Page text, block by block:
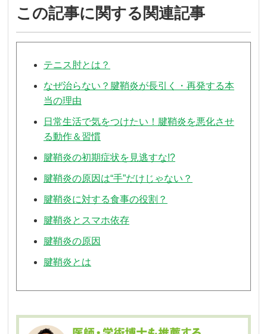
この記事に関する関連記事
テニス肘とは？
なぜ治らない？腱鞘炎が長引く・再発する本
当の理由
日常生活で気をつけたい！腱鞘炎を悪化させ
る動作＆習慣
腱鞘炎の初期症状を見逃すな!?
腱鞘炎の原因は“手”だけじゃない？
腱鞘炎に対する食事の役割？
腱鞘炎とスマホ依存
腱鞘炎の原因
腱鞘炎とは